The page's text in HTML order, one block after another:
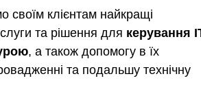
своїм клієнтам найкращі
та рішення для керування
, а також допомогу в їх
та подальшу технічну